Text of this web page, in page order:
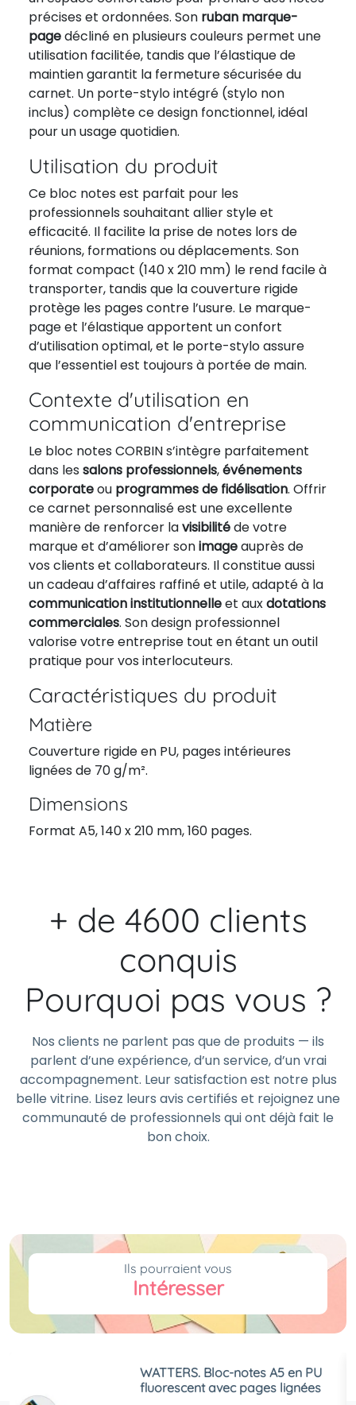
précises et ordonnées. Son ruban marque-
pagedécliné en plusieurs couleurs permet une
utilisation facilitée, tandis que l’élastique de
maintien garantit la fermeture sécurisée du
carnet. Un porte-stylo intégré (stylo non
inclus) complète ce design fonctionnel, idéal
pour un usage quotidien.
Utilisation du produit
Ce bloc notes est parfait pour les
professionnels souhaitant allier style et
efficacité. Il facilite la prise de notes lors de
réunions, formations ou déplacements. Son
format compact (140 x 210 mm) le rend facile à
transporter, tandis que la couverture rigide
protège les pages contre l’usure. Le marque-
page et l’élastique apportent un confort
d’utilisation optimal, et le porte-stylo assure
que l’essentiel est toujours à portée de main.
Contexte d'utilisation en
communication d'entreprise
Le bloc notes CORBIN s’intègre parfaitement
dans les salons professionnels,événements
corporateou programmes de fidélisation. Offrir
ce carnet personnalisé est une excellente
manière de renforcer lavisibilitéde votre
marque et d’améliorer sonimageauprès de
vos clients et collaborateurs. Il constitue aussi
un cadeau d’affaires raffiné et utile, adapté à la
communication institutionnelleet auxdotations
commerciales. Son design professionnel
valorise votre entreprise tout en étant un outil
pratique pour vos interlocuteurs.
Caractéristiques du produit
Matière
Couverture rigide en PU, pages intérieures
lignées de 70 g/m².
Dimensions
Format A5, 140 x 210 mm, 160 pages.
+ de 4600 clients
conquis
Pourquoi pas vous ?
Nos clients ne parlent pas que de produits — ils
parlent d’une expérience, d’un service, d’un vrai
accompagnement. Leur satisfaction est notre plus
belle vitrine. Lisez leurs avis certifiés et rejoignez une
communauté de professionnels qui ont déjà fait le
bon choix.
Ils pourraient vous
Intéresser
WATTERS. Bloc-notes A5 en PU
fluorescent avec pages lignées